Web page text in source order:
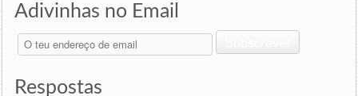
Adivinhas no Email
O
teu
de
Respostas